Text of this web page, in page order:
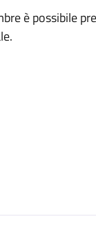
è possibile